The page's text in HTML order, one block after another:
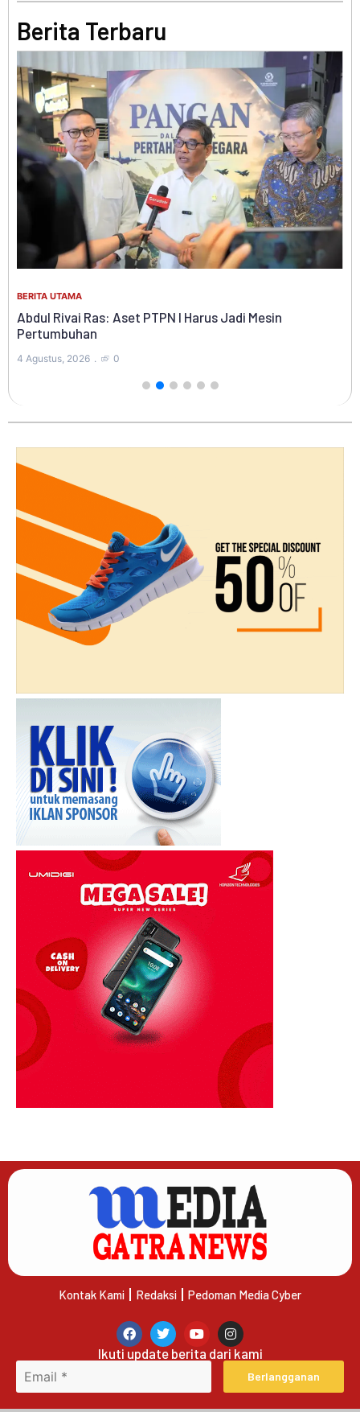
Berita Terbaru
BERITA UTAMA
Kota Metro Buka Dialog: “Keadilan bagi
Ditegakkan”
4 Agustus, 2026
Kontak Kami Redaksi Pedoman Media Cyber
Ikuti update berita dari kami
Berlangganan